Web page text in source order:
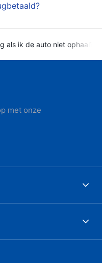
als ik de auto niet ophaal?
met onze